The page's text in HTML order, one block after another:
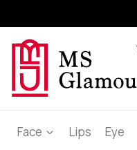
Face Lips Eye